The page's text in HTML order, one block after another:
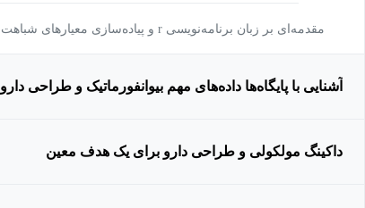
مقدمه‌ای بر زبان برنامه‌نویسی r و پیاده‌سازی معیارهای شباهت مولکولی
آشنایی با پایگاه‌ها داده‌های مهم بیوانفورماتیک و طراحی دارو
داکینگ مولکولی و طراحی دارو برای یک هدف معین